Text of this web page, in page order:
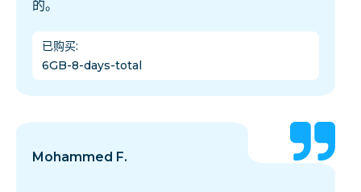
的。
已购买:
6GB-8-days-total
Mohammed F.